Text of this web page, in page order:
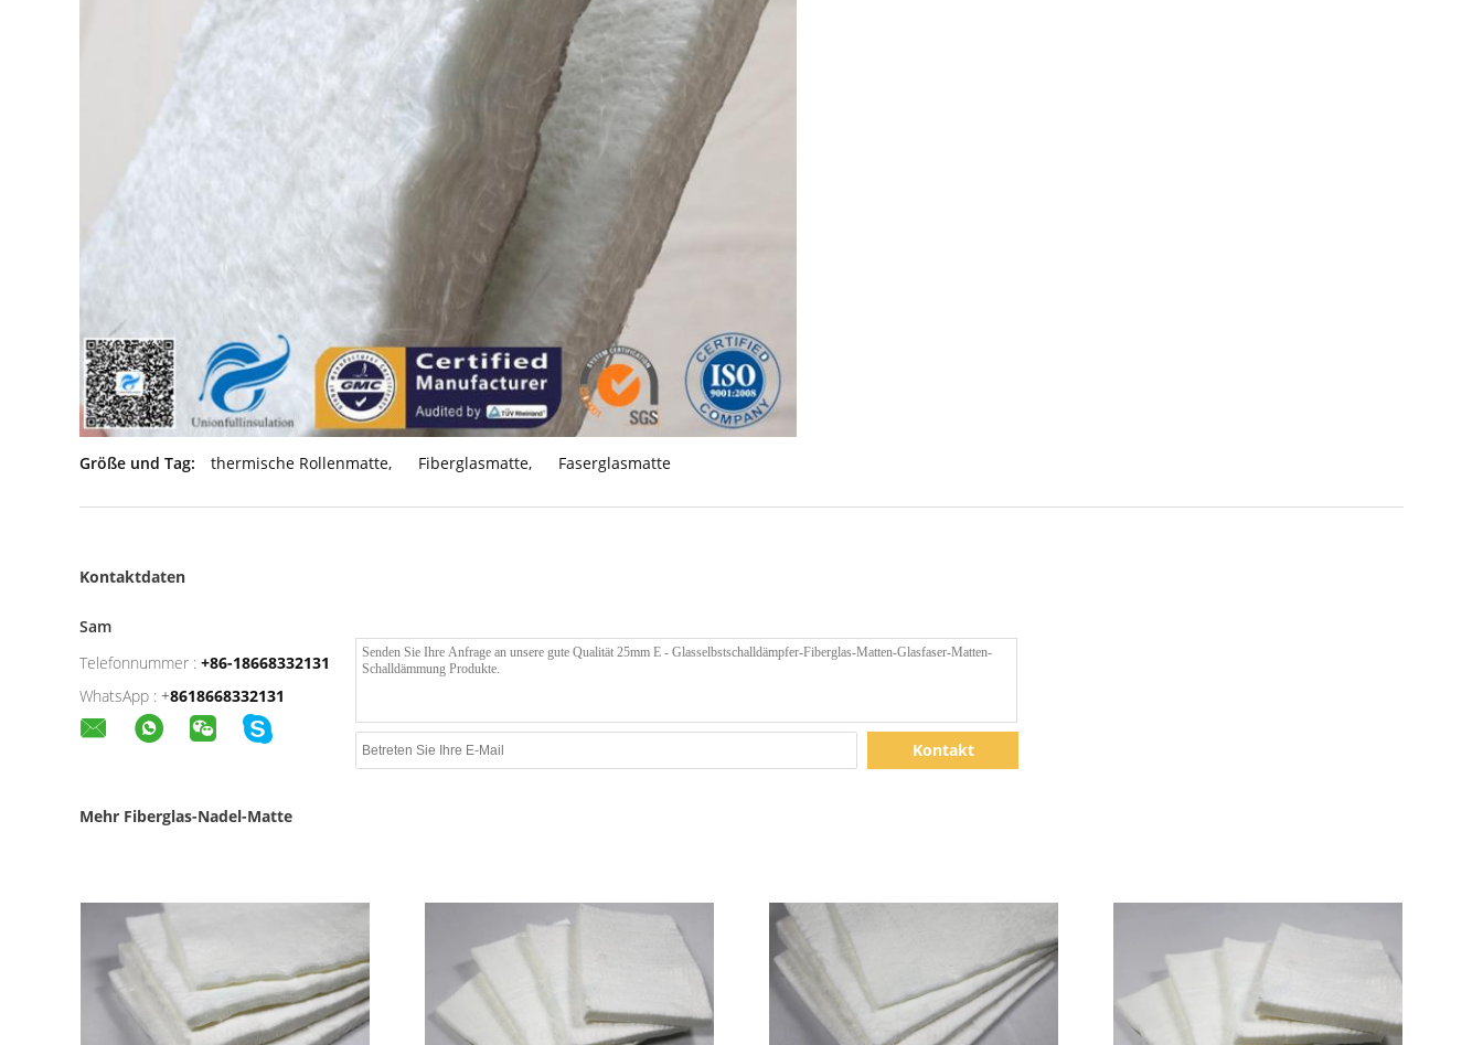
Größe und Tag: thermische Rollenmatte, Fiberglasmatte, Faserglasmatte
Kontaktdaten
Sam
Telefonnummer : +86-18668332131
WhatsApp : +8618668332131
Kontakt
Mehr Fiberglas-Nadel-Matte